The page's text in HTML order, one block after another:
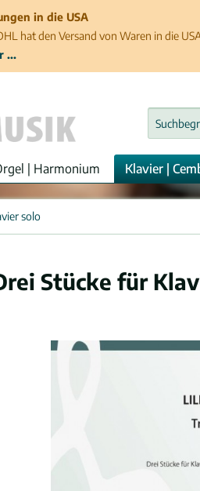
in die USA
hat den Versand von Waren in die
...
| Harmonium Klavier |
solo
Stücke für